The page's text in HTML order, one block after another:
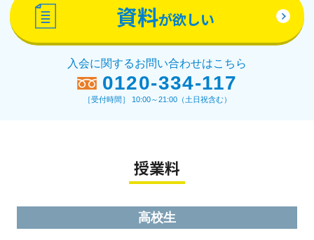
資料が欲しい
入会に関するお問い合わせはこちら
0120-334-117
［受付時間］ 10:00～21:00（土日祝含む）
授業料
高校生